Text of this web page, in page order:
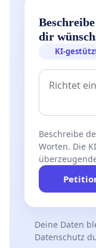
dir
KI-
Beschreibe
Worten. Die
Deine Daten
Datenschutz